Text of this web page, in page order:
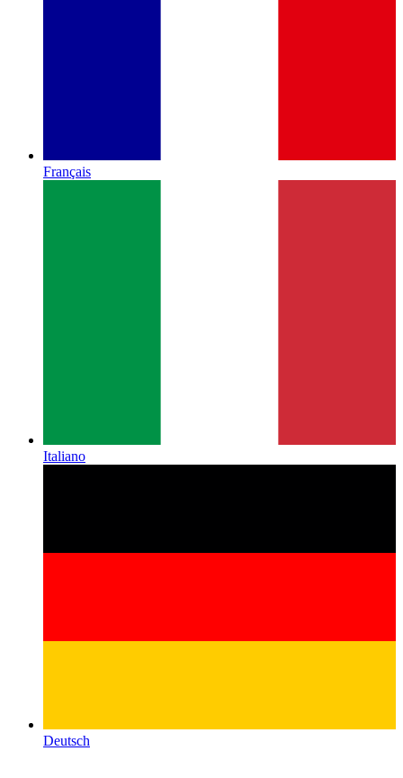
Français
Italiano
Deutsch